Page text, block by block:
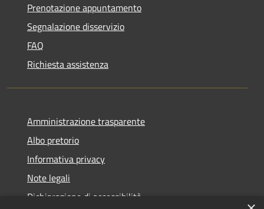
Prenotazione appuntamento
Segnalazione disservizio
FAQ
Richiesta assistenza
Amministrazione trasparente
Albo pretorio
Informativa privacy
Note legali
Dichiarazione di accessibilità